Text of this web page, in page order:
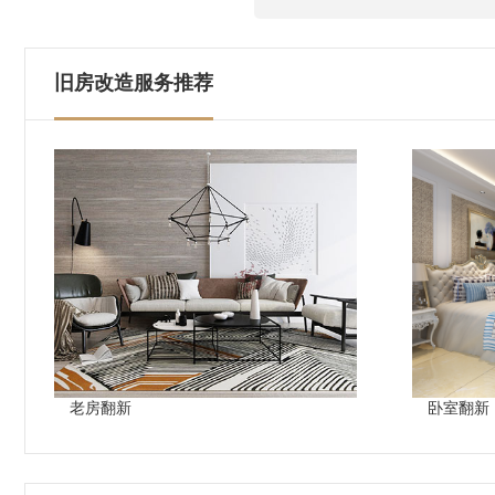
旧房改造服务推荐
老房翻新 卧室翻新